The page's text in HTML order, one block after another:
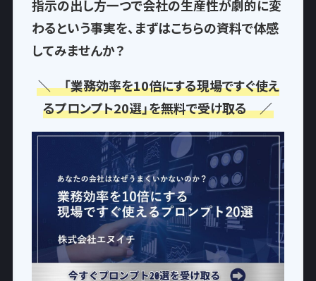
指示の出し方一つで会社の生産性が劇的に変
わるという事実を、まずはこちらの資料で体感
してみませんか？
＼ 「業務効率を10倍にする現場ですぐ使え
るプロンプト20選」を無料で受け取る ／